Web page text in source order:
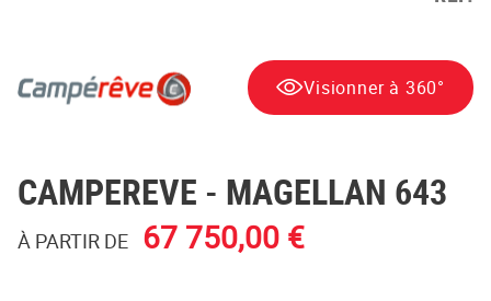
Visionner à 360°
CAMPEREVE - MAGELLAN 643
À PARTIR DE 67 750,00 €